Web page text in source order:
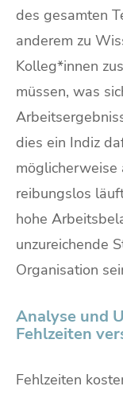
des gesamten
anderem zu
Kolleg*innen
müssen, was
dies ein Indiz
möglicherweise
reibungslos
hohe
unzureichende
Organisation
Analyse und
Fehlzeiten
Fehlzeiten